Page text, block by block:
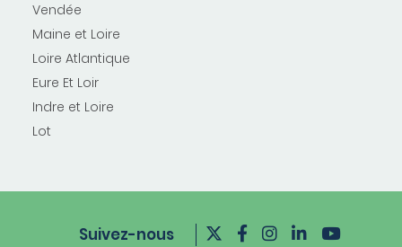
Vendée
Maine et Loire
Loire Atlantique
Eure Et Loir
Indre et Loire
Lot
Suivez-nous